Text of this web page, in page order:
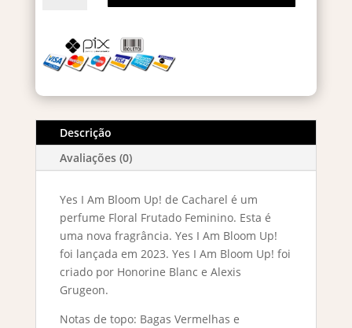
–
2ml
quantidade
Descrição
Avaliações (0)
Yes I Am Bloom Up! de Cacharel é um
perfume Floral Frutado Feminino. Esta é
uma nova fragrância. Yes I Am Bloom Up!
foi lançada em 2023. Yes I Am Bloom Up! foi
criado por Honorine Blanc e Alexis
Grugeon.
Notas de topo: Bagas Vermelhas e